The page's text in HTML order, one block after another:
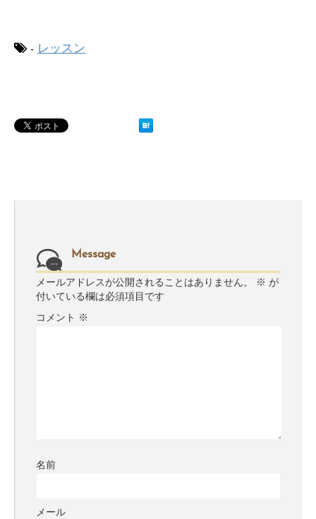
- レッスン
Message
メールアドレスが公開されることはありません。 ※ が
付いている欄は必須項目です
コメント ※
名前
メール